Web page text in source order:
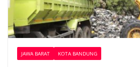
JAWA BARAT KOTA BANDUNG